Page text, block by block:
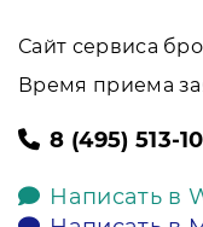
Сайт сервиса
Время приема
8 (495) 513-
Написать в